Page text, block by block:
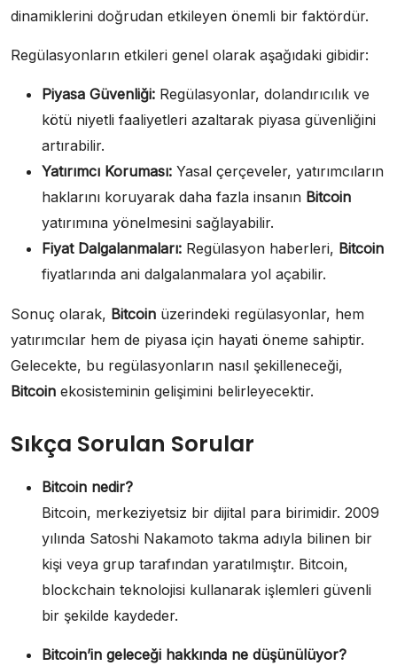
dinamiklerini doğrudan etkileyen önemli bir faktördür.
Regülasyonların etkileri genel olarak aşağıdaki gibidir:
Piyasa Güvenliği: Regülasyonlar, dolandırıcılık ve
kötü niyetli faaliyetleri azaltarak piyasa güvenliğini
artırabilir.
Yatırımcı Koruması: Yasal çerçeveler, yatırımcıların
haklarını koruyarak daha fazla insanın Bitcoin
yatırımına yönelmesini sağlayabilir.
Fiyat Dalgalanmaları: Regülasyon haberleri, Bitcoin
fiyatlarında ani dalgalanmalara yol açabilir.
Sonuç olarak, Bitcoin üzerindeki regülasyonlar, hem
yatırımcılar hem de piyasa için hayati öneme sahiptir.
Gelecekte, bu regülasyonların nasıl şekilleneceği,
Bitcoin ekosisteminin gelişimini belirleyecektir.
Sıkça Sorulan Sorular
Bitcoin nedir?
Bitcoin, merkeziyetsiz bir dijital para birimidir. 2009
yılında Satoshi Nakamoto takma adıyla bilinen bir
kişi veya grup tarafından yaratılmıştır. Bitcoin,
blockchain teknolojisi kullanarak işlemleri güvenli
bir şekilde kaydeder.
Bitcoin’in geleceği hakkında ne düşünülüyor?